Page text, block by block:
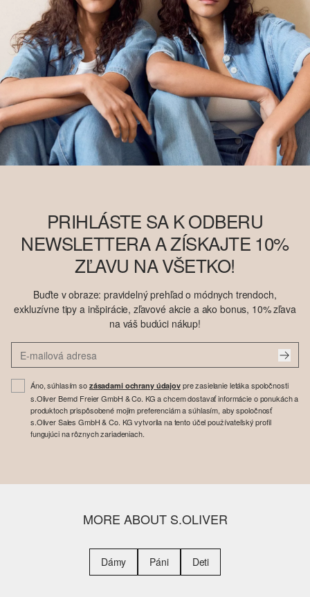
PRIHLÁSTE SA K ODBERU
NEWSLETTERA A ZÍSKAJTE 10%
ZĽAVU NA VŠETKO!
Buďte v obraze: pravidelný prehľad o módnych trendoch,
exkluzívne tipy a inšpirácie, zľavové akcie a ako bonus, 10% zľava
na váš budúci nákup!
Áno, súhlasím so zásadami ochrany údajovpre zasielanie letáka spoločnosti
s.Oliver Bernd Freier GmbH & Co. KG a chcem dostavať informácie o ponukách a
produktoch prispôsobené mojim preferenciám a súhlasím, aby spoločnosť
s.Oliver Sales GmbH & Co. KG vytvorila na tento účel používateľský profil
fungujúci na rôznych zariadeniach.
MORE ABOUT S.OLIVER
Dámy Páni Deti